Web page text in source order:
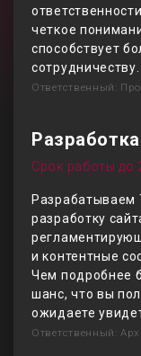
четкое
способствует
сотрудничеству.
Ответственный:
Срок работы до
Разрабатываем
разработку
и контентные
Чем подробнее
шанс, что вы
ожидаете
Ответственный: